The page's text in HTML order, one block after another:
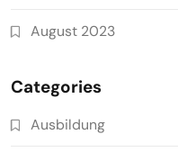
August 2023
Categories
Ausbildung